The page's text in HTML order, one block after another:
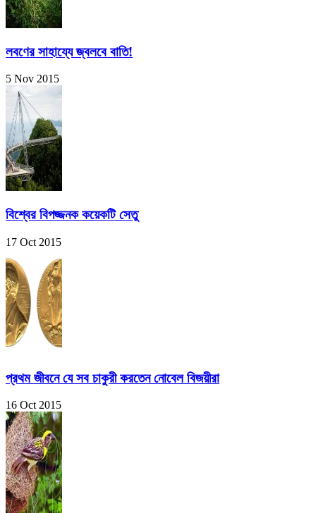
লবণের সাহায্যে জ্বলবে বাতি!
5 Nov 2015
বিশ্বের বিপজ্জনক কয়েকটি সেতু
17 Oct 2015
প্রথম জীবনে যে সব চাকুরী করতেন নোবেল বিজয়ীরা
16 Oct 2015